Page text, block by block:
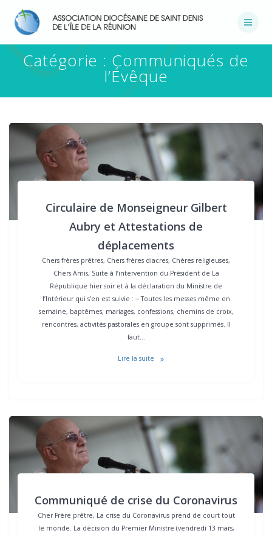
au
contenu
Catégorie : Communiqués de
l’Évêque
Circulaire de Monseigneur Gilbert
Aubry et Attestations de
déplacements
Chers frères prêtres, Chers frères diacres, Chères religieuses,
Chers Amis, Suite à l’intervention du Président de La
République hier soir et à la déclaration du Ministre de
l’Intérieur qui s’en est suivie : ‒ Toutes les messes même en
semaine, baptêmes, mariages, confessions, chemins de croix,
rencontres, activités pastorales en groupe sont supprimés. Il
faut…
Lire la suite
Communiqué de crise du Coronavirus
Cher Frère prêtre, La crise du Coronavirus prend de court tout
le monde. La décision du Premier Ministre (vendredi 13 mars,